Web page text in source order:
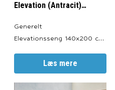
Elevation (Antracit)
Generelt
Elevationsseng 140x200 cm.
Valgfri Farve: Antracit, Sort,
Sand og Lysegrå.
Læs mere